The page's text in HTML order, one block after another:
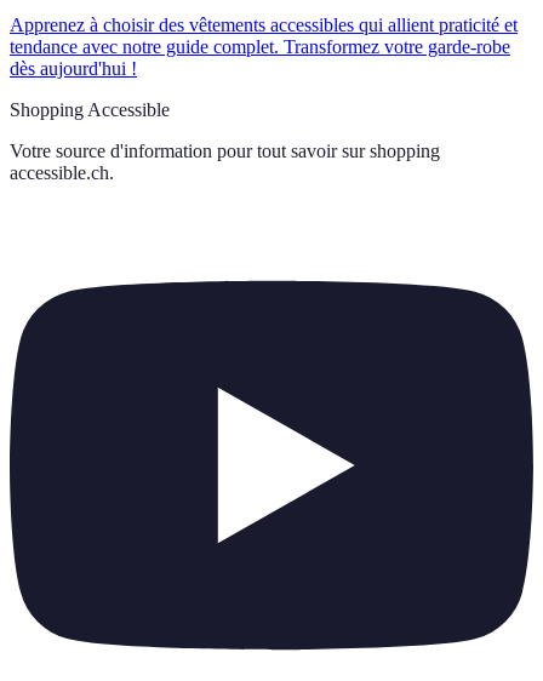
Apprenez à choisir des vêtements accessibles qui allient praticité et
tendance avec notre guide complet. Transformez votre garde-robe
dès aujourd'hui !
Shopping Accessible
Votre source d'information pour tout savoir sur shopping
accessible.ch.